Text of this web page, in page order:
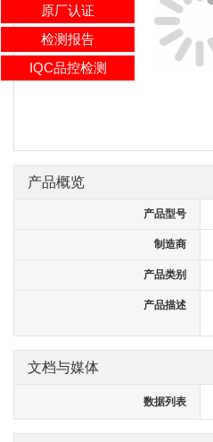
产品概览
产品型号
制造商
产品类别
产品描述
文档与媒体
数据列表
原厂认证
检测报告
IQC品控检测